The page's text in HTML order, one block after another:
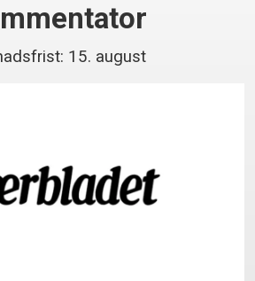
15. august